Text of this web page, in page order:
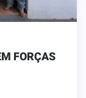
FORÇAS